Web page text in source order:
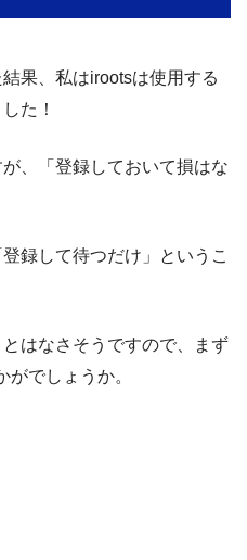
果、私はirootsは使用する
た！
、「登録しておいて損はな
録して待つだけ」というこ
はなさそうですので、まず
でしょうか。